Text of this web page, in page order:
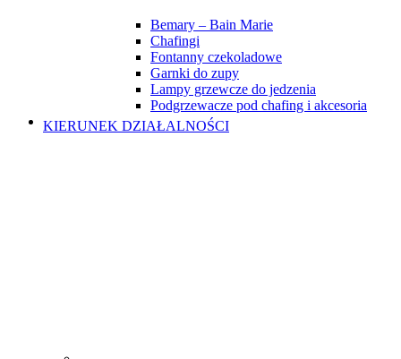
Bemary – Bain Marie
Chafingi
Fontanny czekoladowe
Garnki do zupy
Lampy grzewcze do jedzenia
Podgrzewacze pod chafing i akcesoria
KIERUNEK DZIAŁALNOŚCI